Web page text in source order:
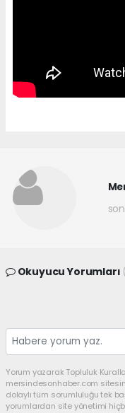
Okuyucu Yorumları
Yorum yazarak Topluluk
mersindesonhaber.com
dolaylı tüm sorumluluğu tek
yorumlardan site yönetimi